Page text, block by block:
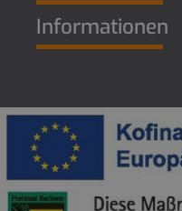
Informationen